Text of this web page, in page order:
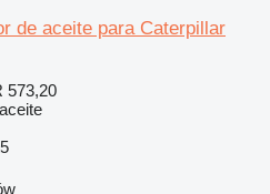
de aceite para Caterpillar
573,20